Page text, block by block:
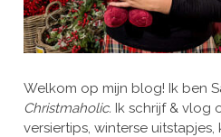
Welkom op mijn blog! Ik ben
Christmaholic. Ik schrijf & vlog
versiertips, winterse uitstapjes,